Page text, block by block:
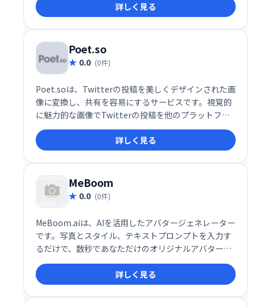
詳しく見る
Poet.so
0.0 (0件)
Poet.soは、Twitterの投稿を美しくデザインされた画
像に変換し、共有を容易にするサービスです。視覚的
に魅力的な画像でTwitterの投稿を他のプラットフォ
ームに共有することで、より多くの注目を集め、エン
ゲージメントを高めることができます。 簡単に美しい
画像を作成し、Twitterの情報を効果的に発信しまし
ょう。
詳しく見る
MeBoom
0.0 (0件)
MeBoom.aiは、AIを活用したアバタージェネレーター
です。写真とスタイル、テキストプロンプトを入力す
るだけで、数秒であなただけのオリジナルアバターを
作成できます。様々なスタイルから選べ、簡単にカス
タマイズが可能。App StoreとGoogle Playでアプリ
を入手できます。手軽に自分らしいアバターを作り、
SNSやプロフィール画像などに活用してみませんか？
詳しく見る